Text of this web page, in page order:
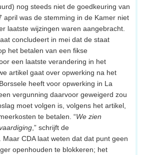
nog steeds niet de goedkeuring van
april was de stemming in de Kamer niet
laatste wijzingen waren aangebracht.
concludeert in mei dat de staat
het betalen van een fikse
een laatste verandering in het
artikel gaat over opwerking na het
heeft voor opwerking in La
vergunning daarvoor geweigerd zou
moet volgen is, volgens het artikel,
te betalen. “We zien
,” schrijft de
Maar CDA laat weten dat dat punt geen
openhouden te blokkeren; het